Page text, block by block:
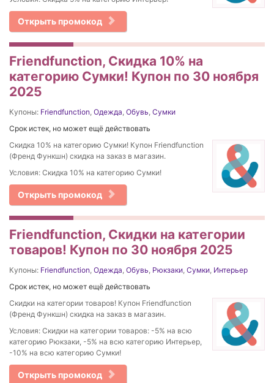
Открыть промокод
Friendfunction, Скидка 10% на
категорию Сумки! Купон по 30 ноября
2025
Купоны: Friendfunction, Одежда, Обувь, Сумки
Срок истек, но может ещё действовать
Скидка 10% на категорию Сумки! Купон Friendfunction
(Френд Функшн) скидка на заказ в магазин.
Условия: Скидка 10% на категорию Сумки!
Открыть промокод
Friendfunction, Скидки на категории
товаров! Купон по 30 ноября 2025
Купоны: Friendfunction, Одежда, Обувь, Рюкзаки, Сумки, Интерьер
Срок истек, но может ещё действовать
Скидки на категории товаров! Купон Friendfunction
(Френд Функшн) скидка на заказ в магазин.
Условия: Скидки на категории товаров: -5% на всю
категорию Рюкзаки, -5% на всю категорию Интерьер,
-10% на всю категорию Сумки!
Открыть промокод